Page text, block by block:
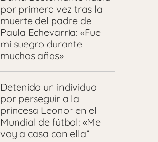
por primera vez tras la
muerte del padre de
Paula Echevarría: «Fue
mi suegro durante
muchos años»
Detenido un individuo
por perseguir a la
princesa Leonor en el
Mundial de fútbol: «Me
voy a casa con ella”